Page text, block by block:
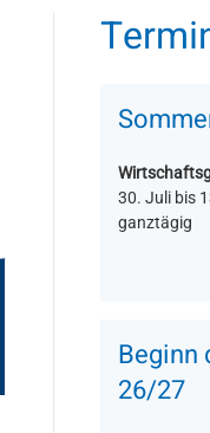
30. Juli bis
ganztägig
Beginn
26/27